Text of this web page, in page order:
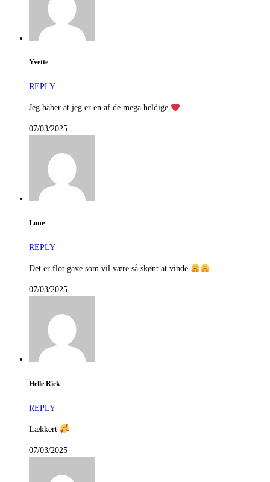
Yvette
REPLY
Jeg håber at jeg er en af de mega heldige
07/03/2025
Lone
REPLY
Det er flot gave som vil være så skønt at vinde
07/03/2025
Helle Rick
REPLY
Lækkert
07/03/2025